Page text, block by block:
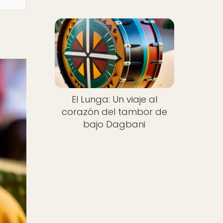
El Lunga: Un viaje al
corazón del tambor de
bajo Dagbani